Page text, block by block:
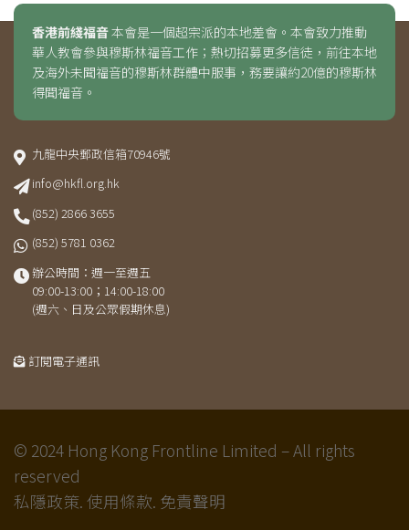
香港前綫福音本會是一個超宗派的本地差會。本會致力推動
華人教會參與穆斯林福音工作；熱切招募更多信徒，前往本地
及海外未聞福音的穆斯林群體中服事，務要讓約20億的穆斯林
得聞福音。
九龍中央郵政信箱70946號
info@hkfl.org.hk
(852) 2866 3655
(852) 5781 0362
辦公時間：週一至週五
09:00-13:00；14:00-18:00
(週六、日及公眾假期休息)
訂閱電子通訊
© 2024 Hong Kong Frontline Limited – All rights
reserved
私隱政策. 使用條款. 免責聲明